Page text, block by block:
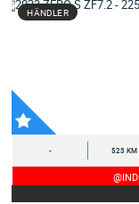
HÄNDLER
- 523 KM